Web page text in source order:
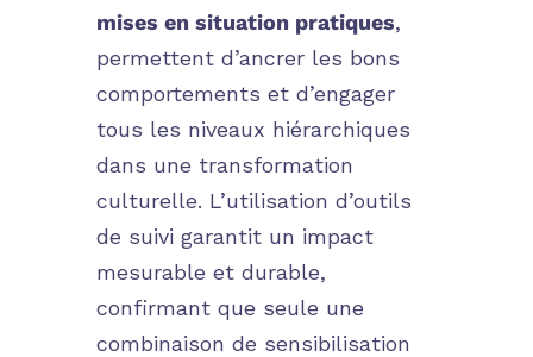
mises en situation pratiques,
permettent d’ancrer les bons
comportements et d’engager
tous les niveaux hiérarchiques
dans une transformation
culturelle. L’utilisation d’outils
de suivi garantit un impact
mesurable et durable,
confirmant que seule une
combinaison de sensibilisation